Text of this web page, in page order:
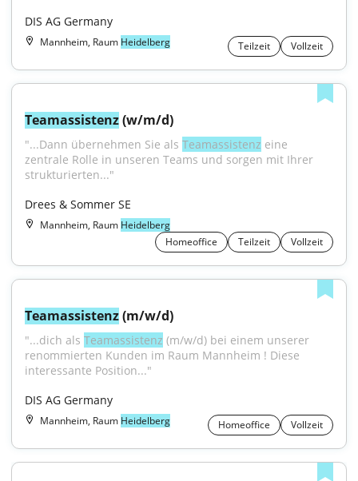
DIS AG Germany
Mannheim, Raum Heidelberg Teilzeit Vollzeit
Teamassistenz (w/m/d)
"...Dann übernehmen Sie als Teamassistenz eine
zentrale Rolle in unseren Teams und sorgen mit Ihrer
strukturierten..."
Drees & Sommer SE
Mannheim, Raum Heidelberg
Homeoffice
Teilzeit Vollzeit
Teamassistenz (m/w/d)
"...dich als Teamassistenz (m/w/d) bei einem unserer
renommierten Kunden im Raum Mannheim ! Diese
interessante Position..."
DIS AG Germany
Mannheim, Raum Heidelberg Homeoffice Vollzeit